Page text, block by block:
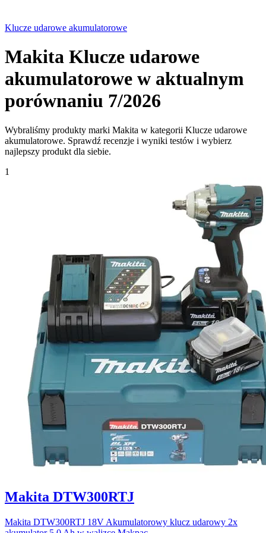
Klucze udarowe akumulatorowe
Makita Klucze udarowe
akumulatorowe w aktualnym
porównaniu 7/2026
Wybraliśmy produkty marki Makita w kategorii Klucze udarowe
akumulatorowe. Sprawdź recenzje i wyniki testów i wybierz
najlepszy produkt dla siebie.
1
Makita DTW300RTJ
Makita DTW300RTJ 18V Akumulatorowy klucz udarowy 2x